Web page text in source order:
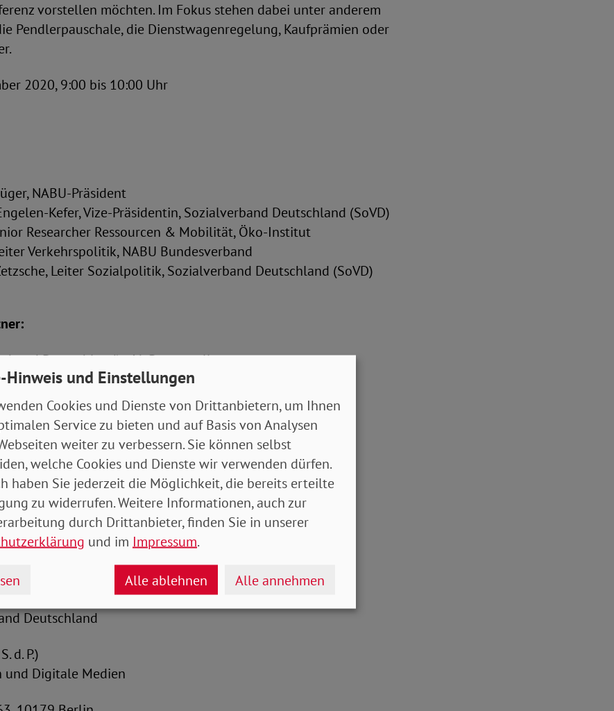
vorstellen möchten. Im Fokus stehen dabei unter anderem
Pendlerpauschale, die Dienstwagenregelung, Kaufprämien oder
2020, 9:00 bis 10:00 Uhr
NABU-Präsident
Kefer, Vize-Präsidentin, Sozialverband Deutschland (SoVD)
Researcher Ressourcen & Mobilität, Öko-Institut
Verkehrspolitik, NABU Bundesverband
Leiter Sozialpolitik, Sozialverband Deutschland (SoVD)
Deutschland) e.V., Pressestelle
Hennigs | Katrin Jetzlsperger | Silvia Teich
Berlin
84-1538 | - 1722 | -1534 | -1588
84-2000
,www.nabu.de
Deutschland
d. P.)
und Digitale Medien
Hinweis und Einstellungen
Cookies und Dienste von Drittanbietern, um Ihnen
Service zu bieten und auf Basis von Analysen
weiter zu verbessern. Sie können selbst
welche Cookies und Dienste wir verwenden dürfen.
haben Sie jederzeit die Möglichkeit, die bereits erteilte
zu widerrufen. Weitere Informationen, auch zur
durch Drittanbieter, finden Sie in unserer
und im Impressum.
Alle ablehnen Alle annehmen